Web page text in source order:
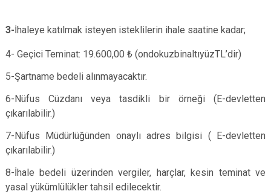
3-İhaleye katılmak isteyen isteklilerin ihale saatine kadar;
4- Geçici Teminat: 19.600,00 ₺ (ondokuzbinaltıyüzTL’dir)
5-Şartname bedeli alınmayacaktır.
6-Nüfus Cüzdanı veya tasdikli bir örneği (E-devletten
çıkarılabilir.)
7-Nüfus Müdürlüğünden onaylı adres bilgisi ( E-devletten
çıkarılabilir.)
8-İhale bedeli üzerinden vergiler, harçlar, kesin teminat ve
yasal yükümlülükler tahsil edilecektir.